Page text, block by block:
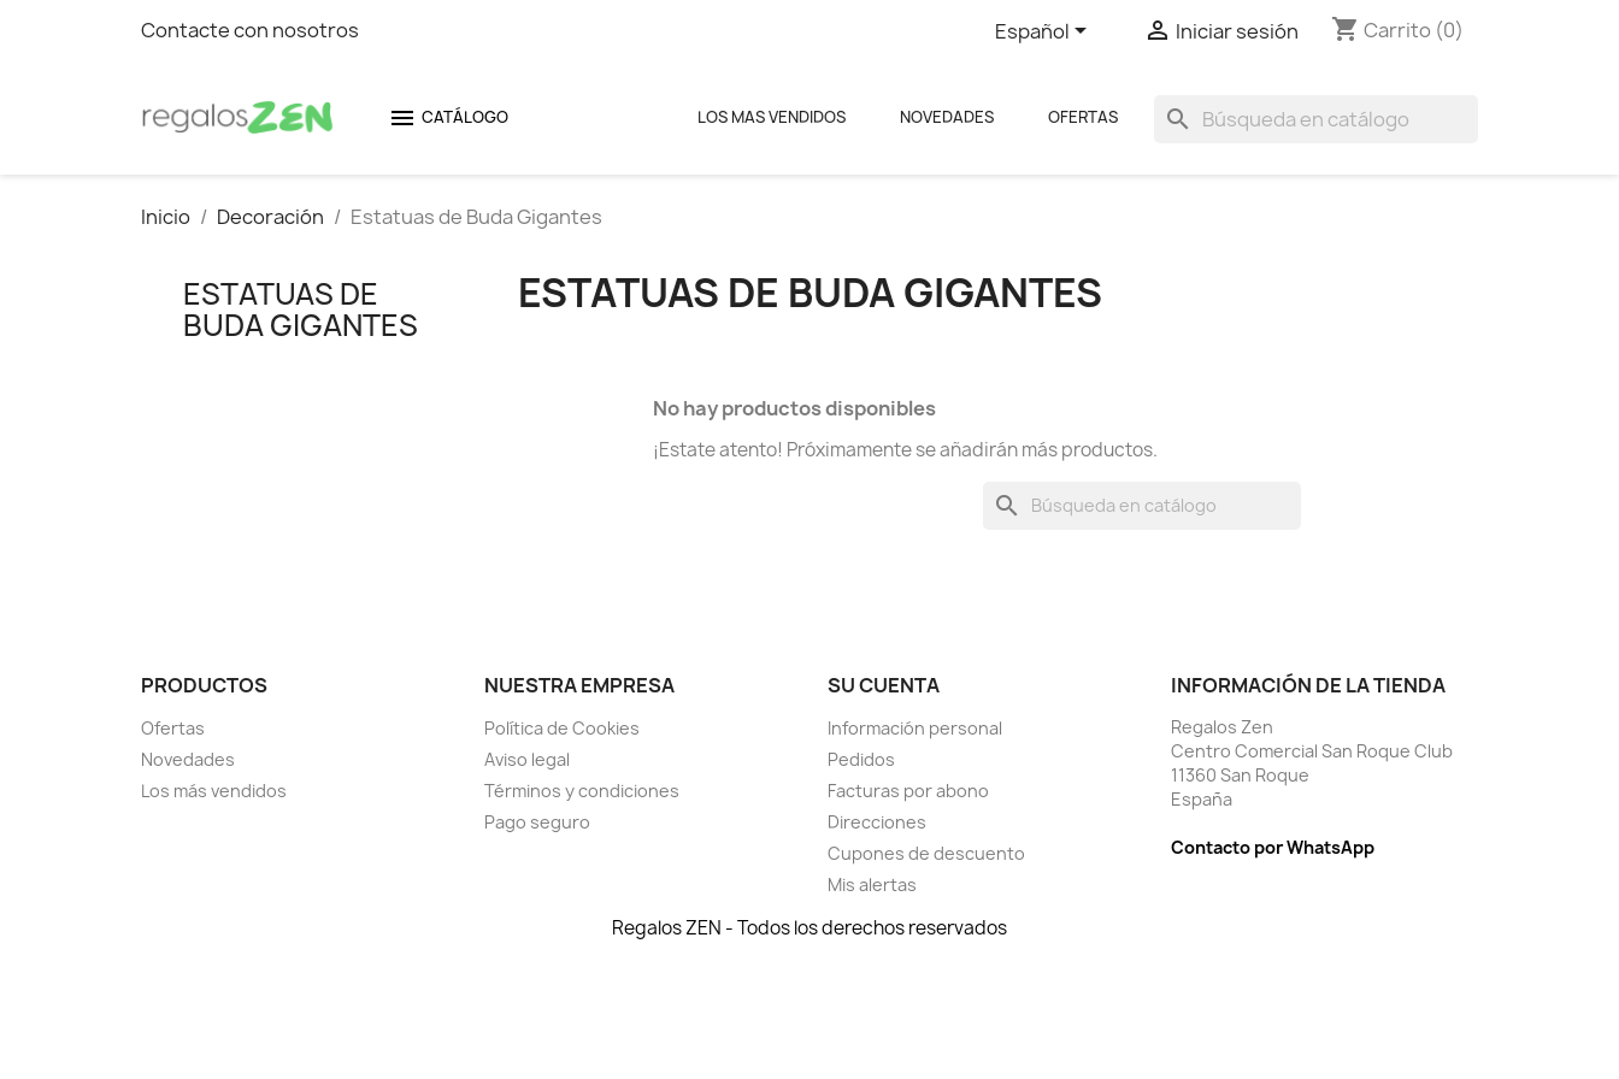
Contacte con nosotros Español  Iniciar sesión shopping_cart Carrito (0)
search
OFERTAS
NOVEDADES
LOS MAS VENDIDOS
 CATÁLOGO
Inicio Decoración Estatuas de Buda Gigantes
ESTATUAS DE
BUDA GIGANTES
ESTATUAS DE BUDA GIGANTES
No hay productos disponibles
¡Estate atento! Próximamente se añadirán más productos.
search
PRODUCTOS
Ofertas
Novedades
Los más vendidos
NUESTRA EMPRESA
Política de Cookies
Aviso legal
Términos y condiciones
Pago seguro
SU CUENTA
Información personal
Pedidos
Facturas por abono
Direcciones
Cupones de descuento
Mis alertas
INFORMACIÓN DE LA TIENDA
Regalos Zen
Centro Comercial San Roque Club
11360 San Roque
España
Contacto por WhatsApp
Regalos ZEN - Todos los derechos reservados